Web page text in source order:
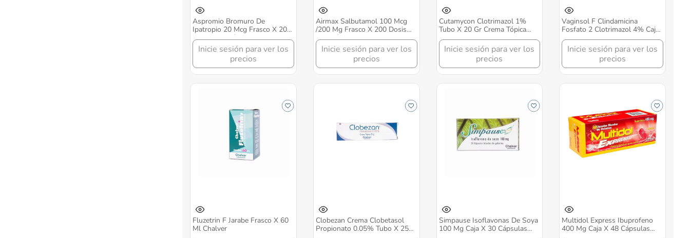
Aspromio Bromuro De
Ipatropio 20 Mcg Frasco X 200
Dosis Solución Inhalar Chalver
Inicie sesión para ver los
precios
Airmax Salbutamol 100 Mcg
/200 Mg Frasco X 200 Dosis
Solución Inhalar Chalver
Inicie sesión para ver los
precios
Cutamycon Clotrimazol 1%
Tubo X 20 Gr Crema Tópica
Chalver
Inicie sesión para ver los
precios
Vaginsol F Clindamicina
Fosfato 2 Clotrimazol 4% Caja
X 3 Aplicadores Vaginal
Chalver
Inicie sesión para ver los
precios
Fluzetrin F Jarabe Frasco X 60
Ml Chalver
Clobezan Crema Clobetasol
Propionato 0.05% Tubo X 25
Simpause Isoflavonas De Soya
100 Mg Caja X 30 Cápsulas
Multidol Express Ibuprofeno
400 Mg Caja X 48 Cápsulas